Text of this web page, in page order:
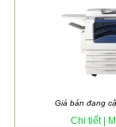
Giá bán đang
Chi tiết |